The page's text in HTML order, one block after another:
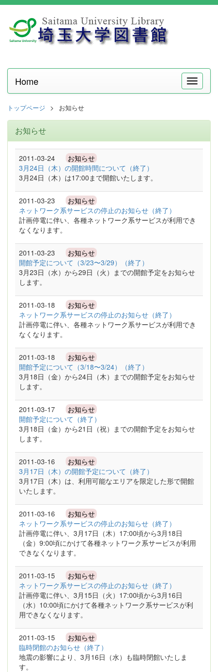
メ
ニ
Home
トップページ お知らせ
お知らせ
2011-03-24 お知らせ
3月24日（木）の開館時間について（終了）
3月24日（木）は17:00まで開館いたします。
2011-03-23 お知らせ
ネットワーク系サービスの停止のお知らせ（終了）
計画停電に伴い、各種ネットワーク系サービスが利用でき
なくなります。
2011-03-23 お知らせ
開館予定について（3/23〜3/29）（終了）
3月23日（水）から29日（火）までの開館予定をお知らせ
します。
2011-03-18 お知らせ
ネットワーク系サービスの停止のお知らせ（終了）
計画停電に伴い、各種ネットワーク系サービスが利用でき
なくなります。
2011-03-18 お知らせ
開館予定について（3/18〜3/24）（終了）
3月18日（金）から24日（木）までの開館予定をお知らせ
します。
2011-03-17 お知らせ
開館予定について（終了）
3月18日（金）から21日（祝）までの開館予定をお知らせ
します。
2011-03-16 お知らせ
3月17日（木）の開館予定について（終了）
3月17日（木）は、利用可能なエリアを限定した形で開館
いたします。
2011-03-16 お知らせ
ネットワーク系サービスの停止のお知らせ（終了）
計画停電に伴い、3月17日（木）17:00頃から3月18日
（金）9:00頃にかけて各種ネットワーク系サービスが利用
できなくなります。
2011-03-15 お知らせ
ネットワーク系サービスの停止のお知らせ（終了）
計画停電に伴い、3月15日（火）17:00頃から3月16日
（水）10:00頃にかけて各種ネットワーク系サービスが利
用できなくなります。
2011-03-15 お知らせ
臨時閉館のお知らせ（終了）
地震の影響により、3月16日（水）も臨時閉館いたしま
す。